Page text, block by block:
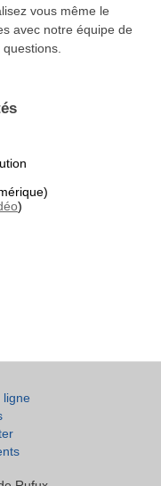
vous même le
avec notre équipe de
)
ligne